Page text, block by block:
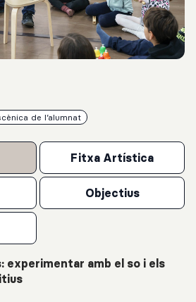
de l’alumnat
Fitxa Artística
Objectius
amb el so i els